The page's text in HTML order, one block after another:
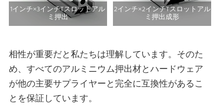
1インチ×3インチTスロットアル
ミ押出
2インチ×2インチTスロットアル
ミ押出成形
相性が重要だと私たちは理解しています。そのた
め、すべてのアルミニウム押出材とハードウェア
が他の主要サプライヤーと完全に互換性があるこ
とを保証しています。